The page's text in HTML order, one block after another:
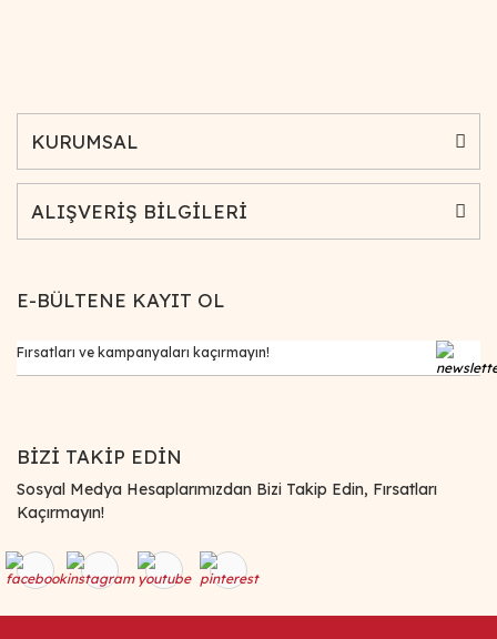
KURUMSAL
ALIŞVERİŞ BİLGİLERİ
E-BÜLTENE KAYIT OL
BİZİ TAKİP EDİN
Sosyal Medya Hesaplarımızdan Bizi Takip Edin, Fırsatları
Kaçırmayın!